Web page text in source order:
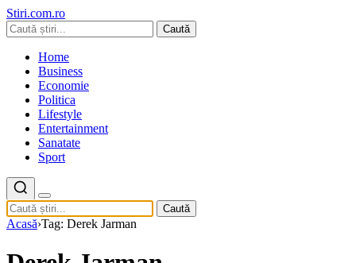
Stiri.com.ro
Caută
Home
Business
Economie
Politica
Lifestyle
Entertainment
Sanatate
Sport
Caută
Acasă›Tag: Derek Jarman